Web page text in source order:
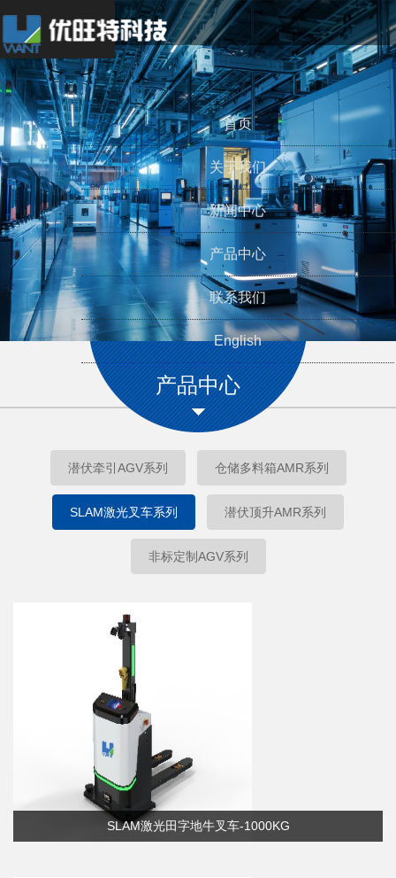
首页
关于我们
新闻中心
产品中心
联系我们
English
产品中心
潜伏牵引AGV系列 仓储多料箱AMR系列
SLAM激光叉车系列 潜伏顶升AMR系列
非标定制AGV系列
SLAM激光田字地牛叉车-1000KG